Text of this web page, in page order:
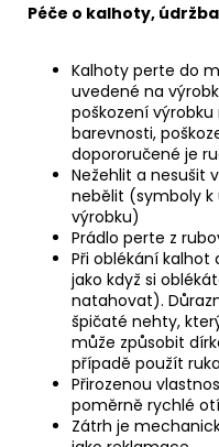
Péče o kalhoty,
Kalhoty perte do
uvedené na
poškození
barevnosti,
dopororučené je
Nežehlit a nesušit
nebělit (symboly k
výrobku)
Prádlo perte z
Při oblékání
jako když si
natahovat).
špičaté nehty,
může způsobit
případě použít
Přirozenou
poměrně rychlé
Zátrh je